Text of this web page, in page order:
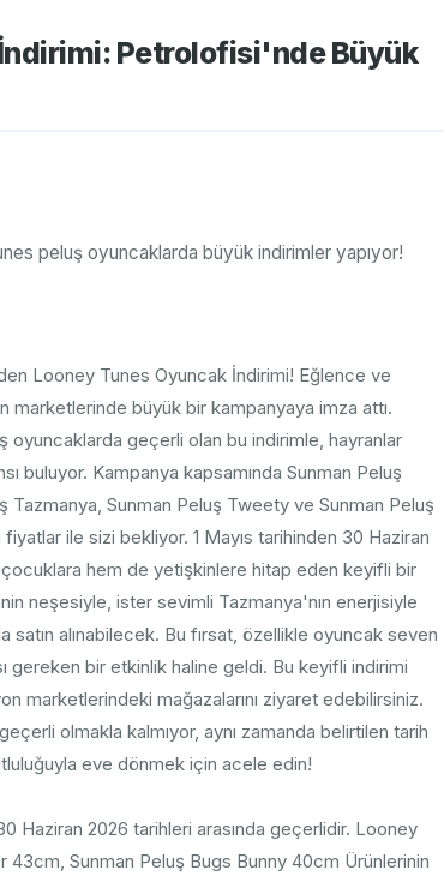
Petrolofisi'nde Büyük
peluş oyuncaklarda büyük indirimler yapıyor!
Looney Tunes Oyuncak İndirimi! Eğlence ve
büyük bir kampanyaya imza attı.
geçerli olan bu indirimle, hayranlar
buluyor. Kampanya kapsamında Sunman Peluş
Tazmanya, Sunman Peluş Tweety ve Sunman Peluş
ile sizi bekliyor. 1 Mayıs tarihinden 30 Haziran
hem de yetişkinlere hitap eden keyifli bir
neşesiyle, ister sevimli Tazmanya'nın enerjisiyle
alınabilecek. Bu fırsat, özellikle oyuncak seven
gereken bir etkinlik haline geldi. Bu keyifli indirimi
marketlerindeki mağazalarını ziyaret edebilirsiniz.
olmakla kalmıyor, aynı zamanda belirtilen tarih
eve dönmek için acele edin!
Haziran 2026 tarihleri arasında geçerlidir. Looney
Sunman Peluş Bugs Bunny 40cm Ürünlerinin